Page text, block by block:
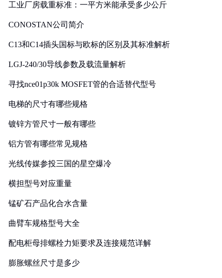
工业厂房载重标准：一平方米能承受多少公斤
CONOSTAN公司简介
C13和C14插头国标与欧标的区别及其标准解析
LGJ-240/30导线参数及载流量解析
寻找nce01p30k MOSFET管的合适替代型号
电梯的尺寸有哪些规格
镀锌方管尺寸一般有哪些
铝方管有哪些常见规格
光线传媒参投三国的星空爆冷
横担型号对应重量
锰矿石产品化合水含量
曲臂车规格型号大全
配电柜母排螺栓力矩要求及连接规范详解
膨胀螺丝尺寸是多少